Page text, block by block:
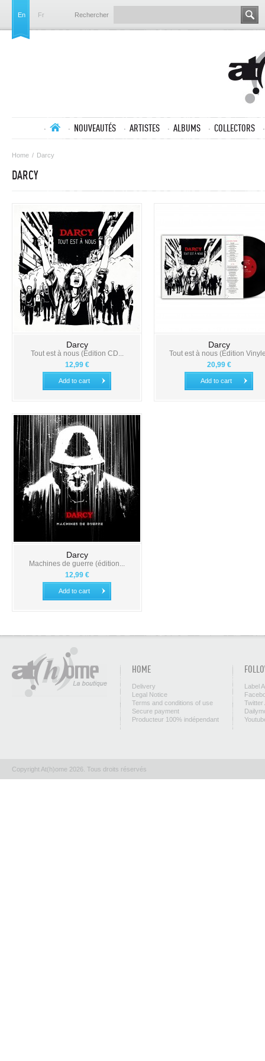
En Fr Rechercher
NOUVEAUTÉS ARTISTES ALBUMS COLLECTORS
Home / Darcy
DARCY
Darcy
Tout est à nous (Édition CD...
12,99 €
Add to cart
Darcy
Tout est à nous (Édition
20,99 €
Add to cart
Darcy
Machines de guerre (édition...
12,99 €
Add to cart
HOME
Delivery
Legal Notice
Terms and conditions of use
Secure payment
Producteur 100% indépendant
Label
Twitter
Copyright At(h)ome 2026. Tous droits réservés